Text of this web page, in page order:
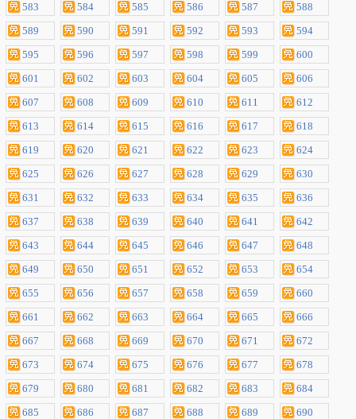
583
584 585 586 587
588
589
590 591 592 593
594
595
596 597 598 599
600
601
602 603 604 605
606
607
608 609 610 611
612
613
614 615 616 617
618
619
620 621 622 623
624
625
626 627 628 629
630
631
632 633 634 635
636
637
638 639 640 641
642
643
644 645 646 647
648
649
650 651 652 653
654
655
656 657 658 659
660
661
662 663 664 665
666
667
668 669 670 671
672
673
674 675 676 677
678
679
680 681 682 683
684
685
686 687 688 689 690